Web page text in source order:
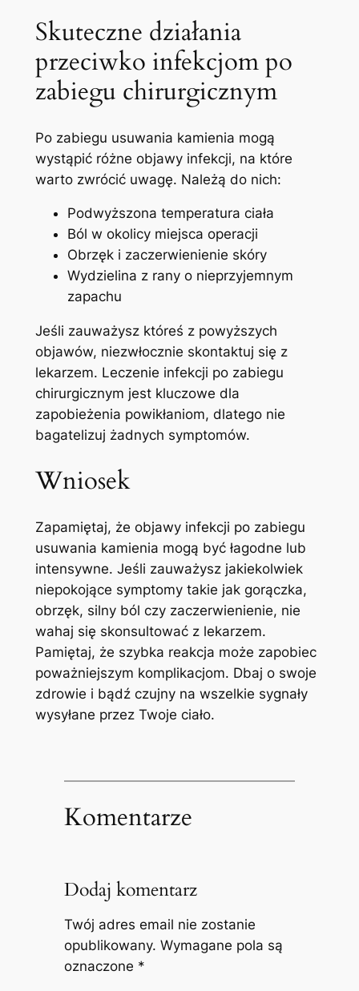
Skuteczne działania
przeciwko infekcjom po
zabiegu chirurgicznym
Po zabiegu usuwania kamienia mogą
wystąpić różne objawy infekcji, na które
warto zwrócić uwagę. Należą do nich:
Podwyższona temperatura ciała
Ból w okolicy miejsca operacji
Obrzęk i zaczerwienienie skóry
Wydzielina z rany o nieprzyjemnym
zapachu
Jeśli zauważysz któreś z powyższych
objawów, niezwłocznie skontaktuj się z
lekarzem. Leczenie infekcji po zabiegu
chirurgicznym jest kluczowe dla
zapobieżenia powikłaniom, dlatego nie
bagatelizuj żadnych symptomów.
Wniosek
Zapamiętaj, że objawy infekcji po zabiegu
usuwania kamienia mogą być łagodne lub
intensywne. Jeśli zauważysz jakiekolwiek
niepokojące symptomy takie jak gorączka,
obrzęk, silny ból czy zaczerwienienie, nie
wahaj się skonsultować z lekarzem.
Pamiętaj, że szybka reakcja może zapobiec
poważniejszym komplikacjom. Dbaj o swoje
zdrowie i bądź czujny na wszelkie sygnały
wysyłane przez Twoje ciało.
Komentarze
Dodaj komentarz
Twój adres email nie zostanie
opublikowany. Wymagane pola są
oznaczone *